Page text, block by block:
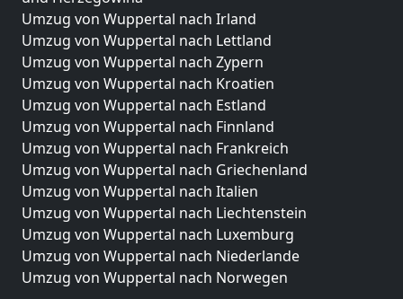
Umzug von Wuppertal nach Irland
Umzug von Wuppertal nach Lettland
Umzug von Wuppertal nach Zypern
Umzug von Wuppertal nach Kroatien
Umzug von Wuppertal nach Estland
Umzug von Wuppertal nach Finnland
Umzug von Wuppertal nach Frankreich
Umzug von Wuppertal nach Griechenland
Umzug von Wuppertal nach Italien
Umzug von Wuppertal nach Liechtenstein
Umzug von Wuppertal nach Luxemburg
Umzug von Wuppertal nach Niederlande
Umzug von Wuppertal nach Norwegen